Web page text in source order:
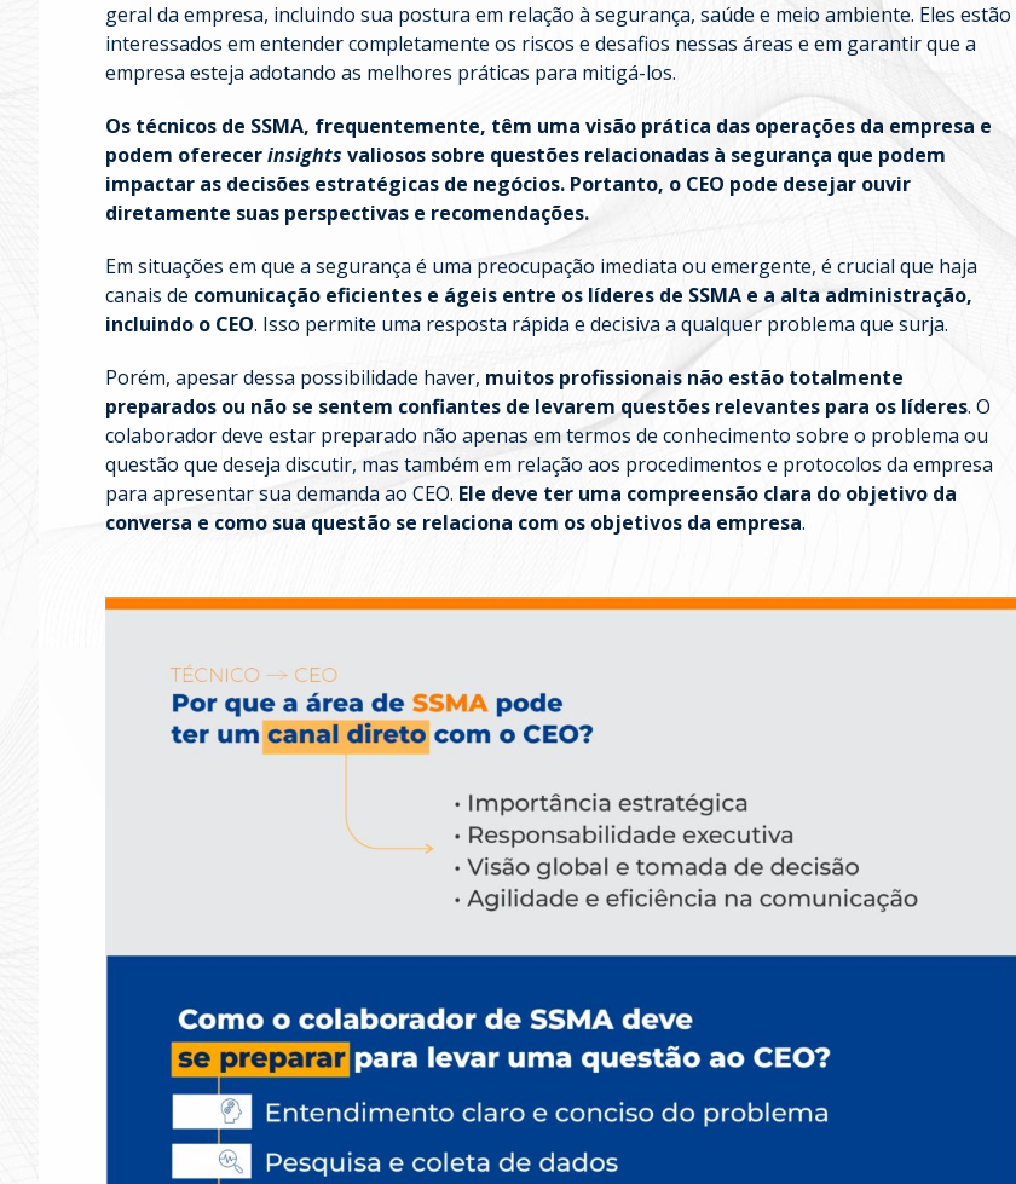
geral da empresa, incluindo sua postura em relação à segurança, saúde e meio ambiente. Eles estão
interessados ​​em entender completamente os riscos e desafios nessas áreas e em garantir que a
empresa esteja adotando as melhores práticas para mitigá-los.
Os técnicos de SSMA, frequentemente, têm uma visão prática das operações da empresa e
podem oferecerinsights valiosos sobre questões relacionadas à segurança que podem
impactar as decisões estratégicas de negócios. Portanto, o CEO pode desejar ouvir
diretamente suas perspectivas e recomendações.
Em situações em que a segurança é uma preocupação imediata ou emergente, é crucial que haja
canais de comunicação eficientes e ágeis entre os líderes de SSMA e a alta administração,
incluindo o CEO. Isso permite uma resposta rápida e decisiva a qualquer problema que surja.
Porém, apesar dessa possibilidade haver, muitos profissionais não estão totalmente
preparados ou não se sentem confiantes de levarem questões relevantes para os líderes. O
colaborador deve estar preparado não apenas em termos de conhecimento sobre o problema ou
questão que deseja discutir, mas também em relação aos procedimentos e protocolos da empresa
para apresentar sua demanda ao CEO. Ele deve ter uma compreensão clara do objetivo da
conversa e como sua questão se relaciona com os objetivos da empresa.